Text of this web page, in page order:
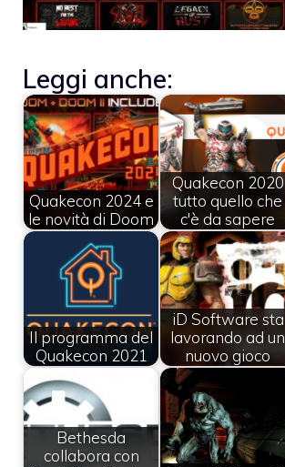
Leggi anche:
Quakecon 2024 e
le novità di Doom
Quakecon 2020
tutto quello che
c'è da sapere
Il programma del
Quakecon 2021
iD Software sta
lavorando ad un
nuovo gioco
Bethesda
collabora con